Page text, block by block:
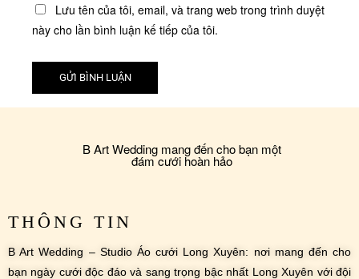
Lưu tên của tôi, email, và trang web trong trình duyệt
này cho lần bình luận kế tiếp của tôi.
B Art Wedding mang đến cho bạn một
đám cưới hoàn hảo
THÔNG TIN
B Art Wedding – Studio Áo cưới Long Xuyên: nơi mang đến cho
bạn ngày cưới độc đáo và sang trọng bậc nhất Long Xuyên với đội